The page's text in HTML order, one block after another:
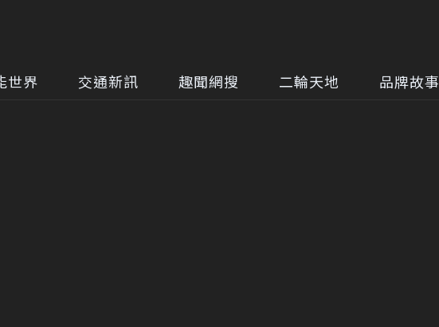
世界 交通新訊 趣聞網搜 二輪天地 品牌故事